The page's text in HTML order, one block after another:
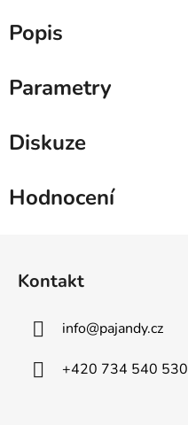
Popis
Parametry
Diskuze
Hodnocení
Kontakt
info@pajandy.cz
+420 734 540 530